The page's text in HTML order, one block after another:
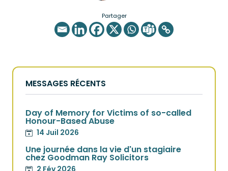
Partager
MESSAGES RÉCENTS
Day of Memory for Victims of so-called
Honour-Based Abuse
14 Juil 2026
Une journée dans la vie d'un stagiaire
chez Goodman Ray Solicitors
2 Fév 2026